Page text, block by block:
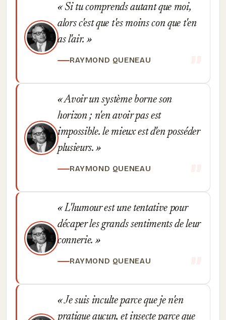
Si tu comprends autant que moi,
alors c'est que t'es moins con que t'en
as l'air.
RAYMOND QUENEAU
Avoir un système borne son
horizon ; n'en avoir pas est
impossible. le mieux est d'en posséder
plusieurs.
RAYMOND QUENEAU
L'humour est une tentative pour
décaper les grands sentiments de leur
connerie.
RAYMOND QUENEAU
Je suis inculte parce que je n'en
pratique aucun, et insecte parce que